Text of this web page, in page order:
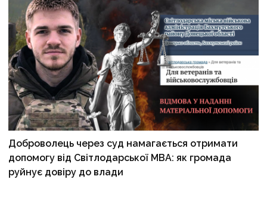
Доброволець через суд намагається отримати
допомогу від Світлодарської МВА: як громада
руйнує довіру до влади